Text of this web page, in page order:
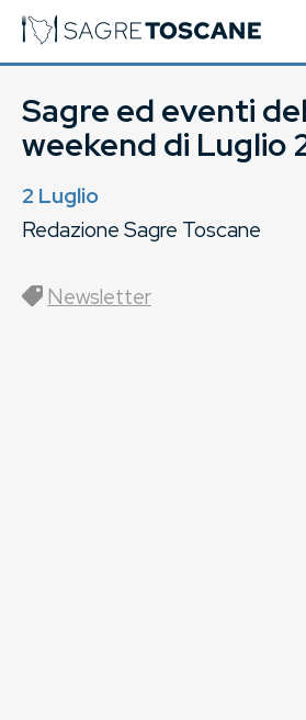
Sagre ed eventi
weekend di Luglio
2 Luglio
Redazione Sagre Toscane
Newsletter